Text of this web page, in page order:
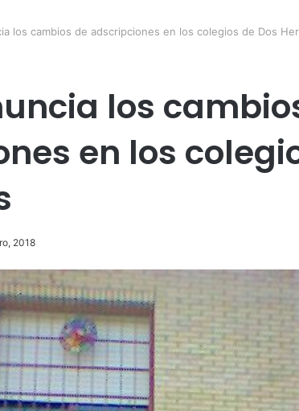
los cambios de adscripciones en los colegios de Dos
los
en los
2018